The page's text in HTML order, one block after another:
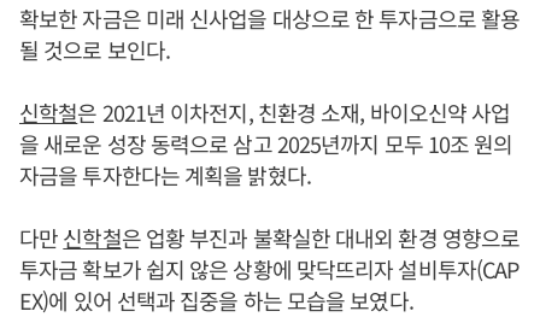
확보한 자금은 미래 신사업을 대상으로 한 투자금으로 활용
될 것으로 보인다.
신학철은 2021년 이차전지, 친환경 소재, 바이오신약 사업
을 새로운 성장 동력으로 삼고 2025년까지 모두 10조 원의
자금을 투자한다는 계획을 밝혔다.
다만신학철은 업황 부진과 불확실한 대내외 환경 영향으로
투자금 확보가 쉽지 않은 상황에 맞닥뜨리자 설비투자(CAP
EX)에 있어 선택과 집중을 하는 모습을 보였다.